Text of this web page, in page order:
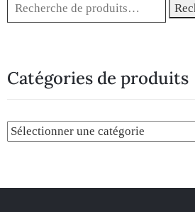
Catégories de produits